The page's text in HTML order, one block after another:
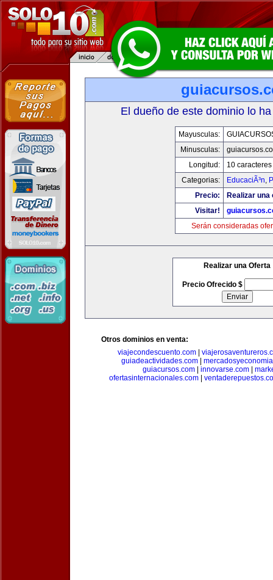
El dueño de este dominio lo
Mayusculas:
Minusculas:
Longitud:
10 caracteres
Categorias:
EducaciÃ³n,
Precio:
Realizar una
Visitar!
Serán consideradas
Realizar una Oferta
Precio Ofrecido $
Otros dominios en venta:
viajecondescuento.com
guiadeactividades.com|
guiacursos.com| innovarse.com|
ofertasinternacionales.com|